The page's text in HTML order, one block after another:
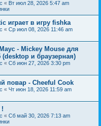
« Вт июл 28, 2026 5:47 am
играет в игру fishka
« Ср июл 08, 2026 11:46 am
- Mickey Mouse для
и браузерная)
« Сб июн 27, 2026 3:30 pm
повар - Cheeful Cook
« Чт июн 18, 2026 11:59 am
« Сб май 30, 2026 7:13 am